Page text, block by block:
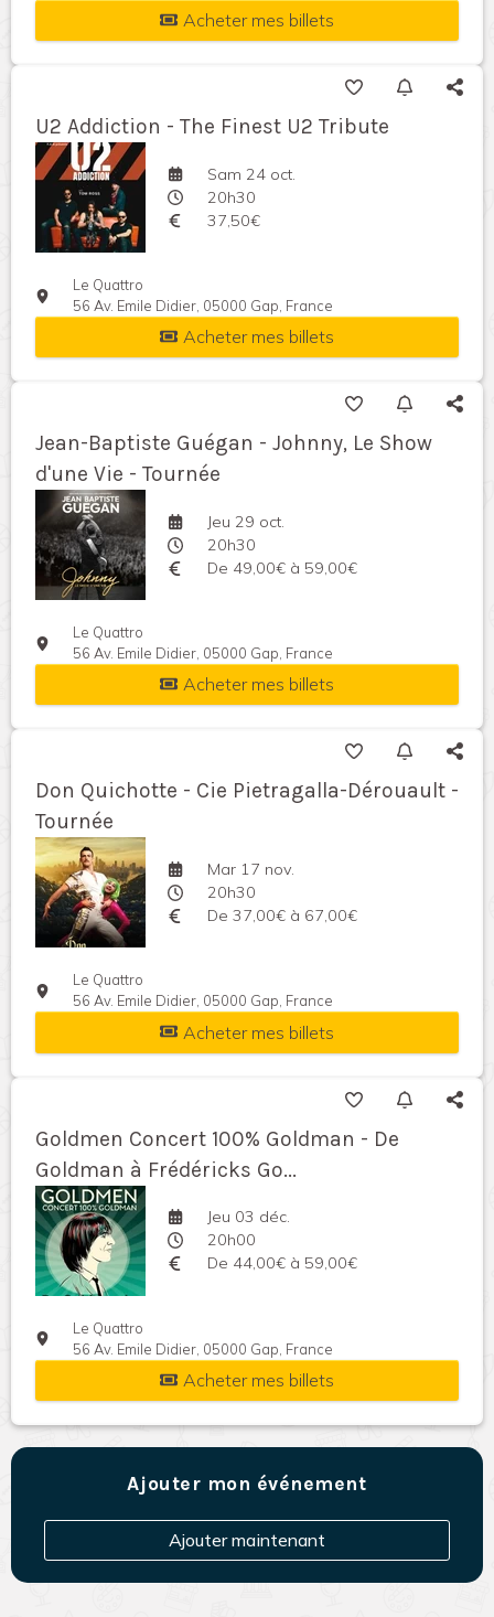
Acheter mes billets
U2 Addiction - The Finest U2 Tribute
Sam 24 oct.
20h30
37,50€
Le Quattro
56 Av. Emile Didier, 05000 Gap, France
Acheter mes billets
Jean-Baptiste Guégan - Johnny, Le Show
d'une Vie - Tournée
Jeu 29 oct.
20h30
De 49,00€ à 59,00€
Le Quattro
56 Av. Emile Didier, 05000 Gap, France
Acheter mes billets
Don Quichotte - Cie Pietragalla-Dérouault -
Tournée
Mar 17 nov.
20h30
De 37,00€ à 67,00€
Le Quattro
56 Av. Emile Didier, 05000 Gap, France
Acheter mes billets
Goldmen Concert 100% Goldman - De
Goldman à Frédéricks Go...
Jeu 03 déc.
20h00
De 44,00€ à 59,00€
Le Quattro
56 Av. Emile Didier, 05000 Gap, France
Acheter mes billets
Ajouter mon événement
Ajouter maintenant